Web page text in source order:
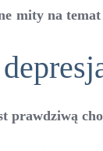
mity na
prawdziwą